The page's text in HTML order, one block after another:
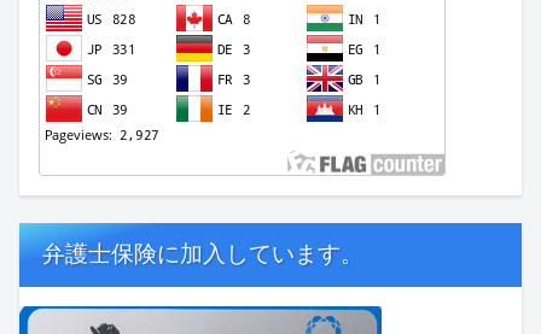
弁護士保険に加入しています。